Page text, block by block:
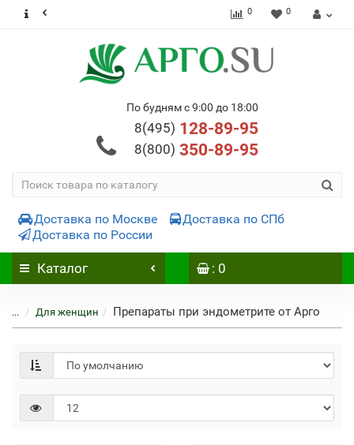
0 0
По будням с 9:00 до 18:00
8(495) 128-89-95
8(800) 350-89-95
Доставка по Москве
Доставка по СПб
Доставка по России
Каталог : 0
... Для женщин Препараты при эндометрите от Арго